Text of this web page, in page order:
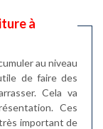
à
au niveau
de faire des
Cela va
Ces
important de